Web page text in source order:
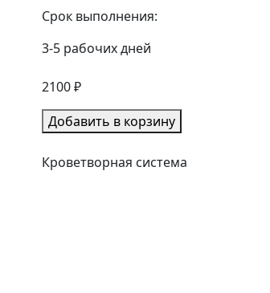
Срок выполнения:
3-5 рабочих дней
2100 ₽
Добавить в корзину
Кроветворная система